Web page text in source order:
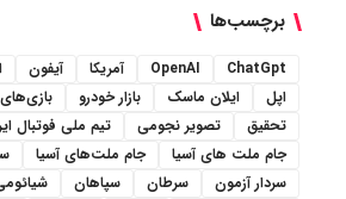
برچسب‌ها
ChatGpt
OpenAI آمریکا آیفون
اپل
ایلان ماسک بازار خودرو
تحقیق
تصویر نجومی تیم ملی فوتبال
جام ملت های آسیا
جام ملت‌های آسیا
سردار آزمون
سرطان سپاهان